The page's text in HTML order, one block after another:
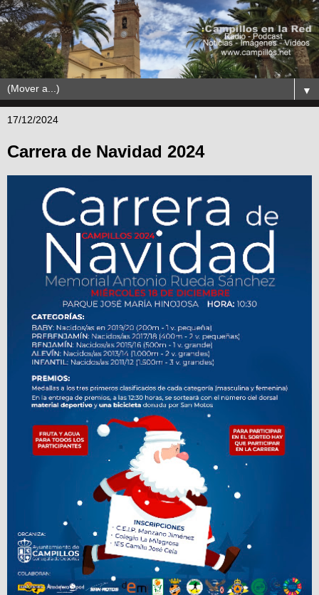
▼
17/12/2024
Carrera de Navidad 2024